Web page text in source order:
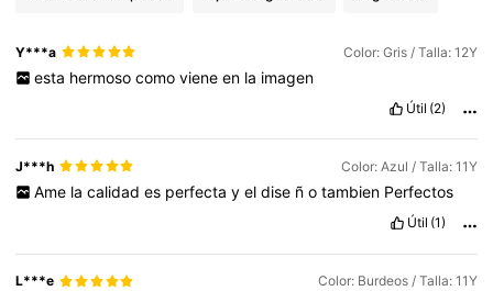
Y***a Color: Gris / Talla: 12Y
esta hermoso como viene en la imagen
Útil (2)
J***h Color: Azul / Talla: 11Y
Ame la calidad es perfecta y el dise ñ o tambien Perfectos
Útil (1)
L***e Color: Burdeos / Talla: 11Y